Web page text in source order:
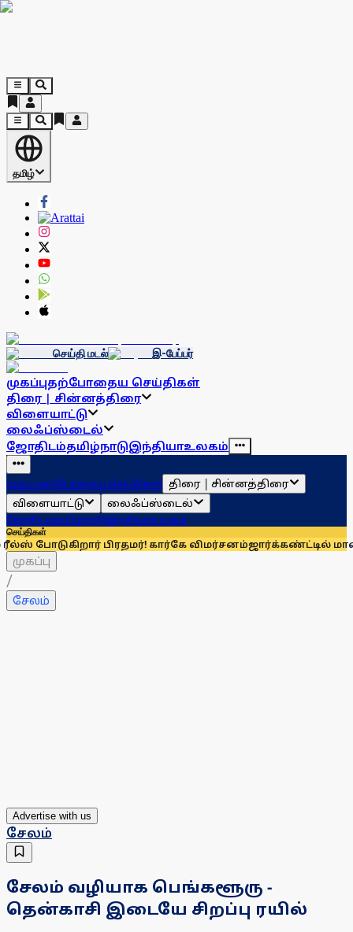
தமிழ்
செய்தி மடல் இ-பேப்பர்
முகப்புதற்போதைய செய்திகள்
திரை | சின்னத்திரை
விளையாட்டு
லைஃப்ஸ்டைல்
ஜோதிடம்தமிழ்நாடுஇந்தியாஉலகம்
முகப்புதற்போதைய செய்திகள் திரை | சின்னத்திரை
விளையாட்டு
லைஃப்ஸ்டைல்
ஜோதிடம்தமிழ்நாடுஇந்தியாஉலகம்
செய்திகள்
பிரதமர்! கார்கே விமர்சனம்ஜார்க்கண்ட்டில் மாணவர்கள்
முகப்பு
/
சேலம்
Advertise with us
சேலம்
சேலம் வழியாக பெங்களூரு -
தென்காசி இடையே சிறப்பு ரயில்